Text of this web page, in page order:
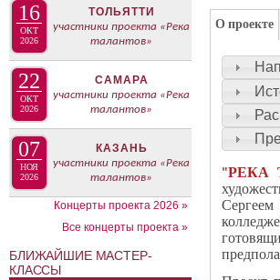
Г
У
П
П
А
В
Л
А
Д
О
О проекте(
а
к
"РЕКА
16
ОКТ
2026
ТОЛЬЯТТИ
участники проекта «Река
талантов»
22
ОКТ
2026
САМАРА
участники проекта «Река
талантов»
07
НОЯ
2026
КАЗАНЬ
участники проекта «Река
талантов»
Концерты проекта 2026 »
Все концерты проекта »
БЛИЖАЙШИЕ МАСТЕР-
КЛАССЫ